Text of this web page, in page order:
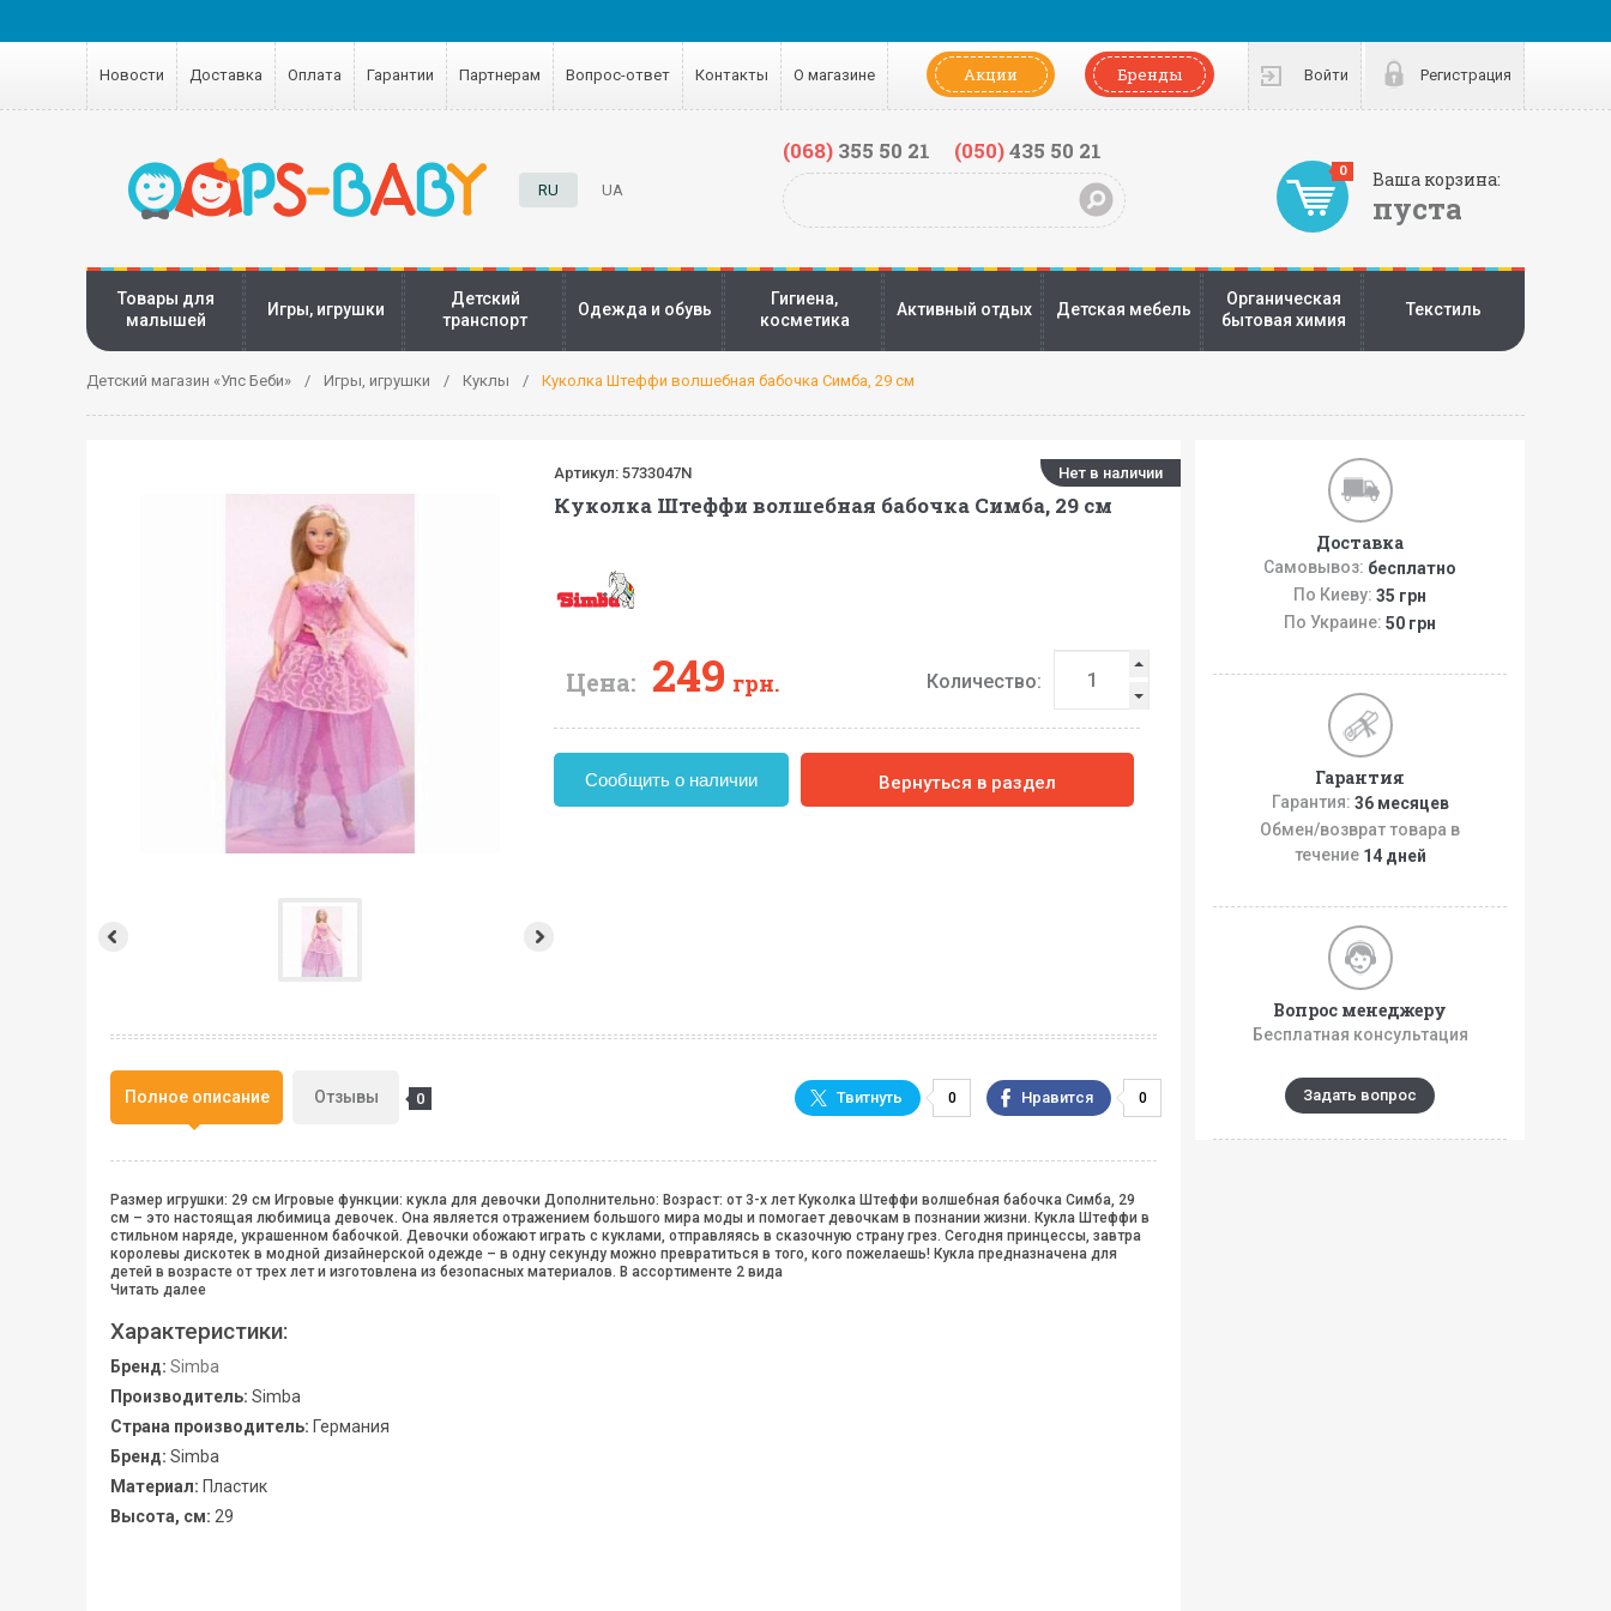
Войти Регистрация
Новости Доставка Оплата Гарантии Партнерам Вопрос-ответ Контакты О магазине Акции Бренды
Ваша корзина:
пуста
0
RU UA
(068)355 50 21 (050)435 50 21
Товары для
малышей
Игры, игрушки
Детский
транспорт
Одежда и обувь
Гигиена,
косметика
Активный отдых Детская мебель
Органическая
бытовая химия
Текстиль
Детский магазин «Упс Беби» Игры, игрушки Куклы Куколка Штеффи волшебная бабочка Симба, 29 см
Артикул: 5733047N Нет в наличии
Куколка Штеффи волшебная бабочка Симба, 29 см
Цена: 249 грн. Количество:
Сообщить о наличии Вернуться в раздел
Полное описание Отзывы 0 0 0
Размер игрушки: 29 см Игровые функции: кукла для девочки Дополнительно: Возраст: от 3-х лет Куколка Штеффи волшебная бабочка Симба, 29
см – это настоящая любимица девочек. Она является отражением большого мира моды и помогает девочкам в познании жизни. Кукла Штеффи в
стильном наряде, украшенном бабочкой. Девочки обожают играть с куклами, отправляясь в сказочную страну грез. Сегодня принцессы, завтра
королевы дискотек в модной дизайнерской одежде – в одну секунду можно превратиться в того, кого пожелаешь! Кукла предназначена для
детей в возрасте от трех лет и изготовлена из безопасных материалов. В ассортименте 2 вида
Читать далее
Характеристики:
Бренд: Simba
Производитель: Simba
Страна производитель: Германия
Бренд: Simba
Материал: Пластик
Высота, см: 29
Доставка
Самовывоз: бесплатно
По Киеву: 35 грн
По Украине: 50 грн
Гарантия
Гарантия: 36 месяцев
Обмен/возврат товара в
течение 14 дней
Вопрос менеджеру
Бесплатная консультация
Задать вопрос